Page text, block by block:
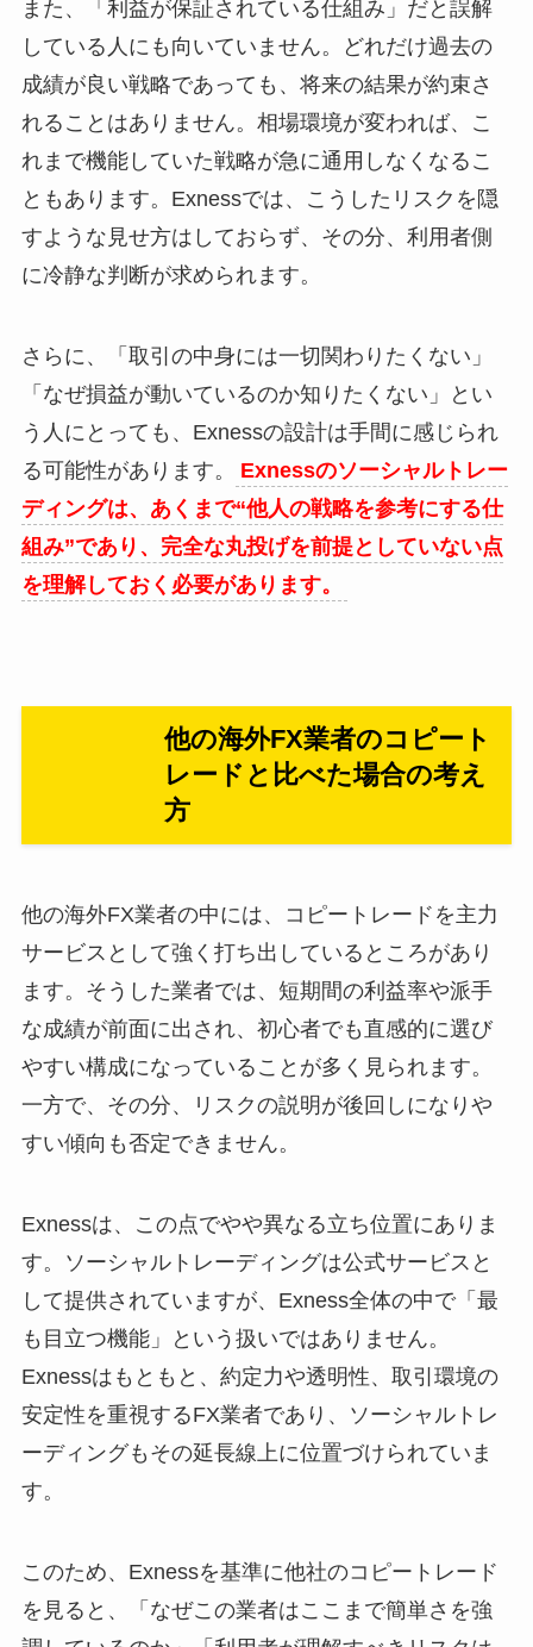
また、「利益が保証されている仕組み」だと誤解
している人にも向いていません。どれだけ過去の
成績が良い戦略であっても、将来の結果が約束さ
れることはありません。相場環境が変われば、こ
れまで機能していた戦略が急に通用しなくなるこ
ともあります。Exnessでは、こうしたリスクを隠
すような見せ方はしておらず、その分、利用者側
に冷静な判断が求められます。
さらに、「取引の中身には一切関わりたくない」
「なぜ損益が動いているのか知りたくない」とい
う人にとっても、Exnessの設計は手間に感じられ
る可能性があります。
Exnessのソーシャルトレー
ディングは、あくまで“他人の戦略を参考にする仕
組み”であり、完全な丸投げを前提としていない点
を理解しておく必要があります。
他の海外FX業者のコピート
レードと比べた場合の考え
方
他の海外FX業者の中には、コピートレードを主力
サービスとして強く打ち出しているところがあり
ます。そうした業者では、短期間の利益率や派手
な成績が前面に出され、初心者でも直感的に選び
やすい構成になっていることが多く見られます。
一方で、その分、リスクの説明が後回しになりや
すい傾向も否定できません。
Exnessは、この点でやや異なる立ち位置にありま
す。ソーシャルトレーディングは公式サービスと
して提供されていますが、Exness全体の中で「最
も目立つ機能」という扱いではありません。
Exnessはもともと、約定力や透明性、取引環境の
安定性を重視するFX業者であり、ソーシャルトレ
ーディングもその延長線上に位置づけられていま
す。
このため、Exnessを基準に他社のコピートレード
を見ると、「なぜこの業者はここまで簡単さを強